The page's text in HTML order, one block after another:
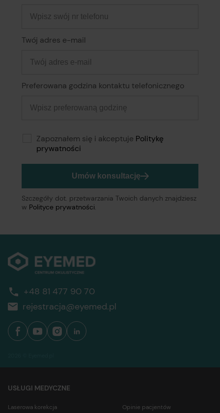
Twój adres e-mail
Preferowana godzina kontaktu telefonicznego
Zapoznałem się i akceptuje Politykę
prywatności
Umów konsultację
Szczegóły dot. przetwarzania Twoich danych znajdziesz
w Polityce prywatności.
+48 81 477 90 70
rejestracja@eyemed.pl
USŁUGI MEDYCZNE
Laserowa korekcja Opinie pacjentów